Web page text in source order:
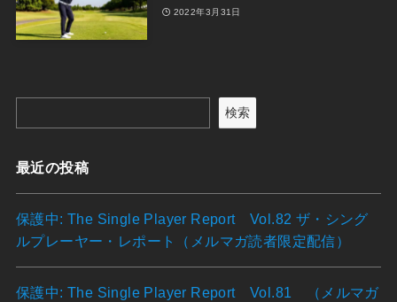
2022年3月31日
検索
最近の投稿
保護中: The Single Player Report Vol.82 ザ・シング
ルプレーヤー・レポート（メルマガ読者限定配信）
保護中: The Single Player Report Vol.81 （メルマガ